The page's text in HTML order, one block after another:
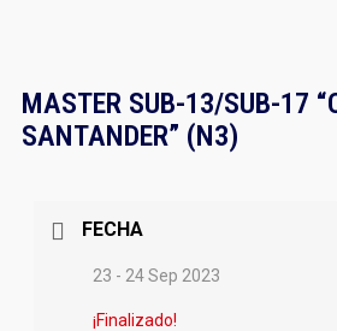
MASTER SUB-13/SUB-17
SANTANDER” (N3)
FECHA
23 - 24 Sep 2023
¡Finalizado!